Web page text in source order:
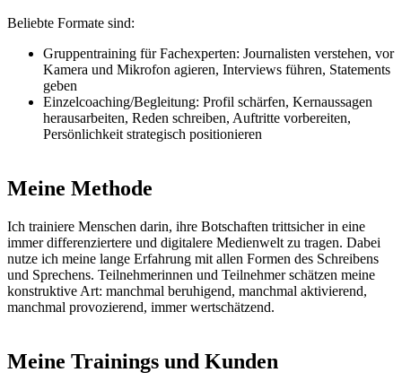
Beliebte Formate sind:
Gruppentraining für Fachexperten: Journalisten verstehen, vor
Kamera und Mikrofon agieren, Interviews führen, Statements
geben
Einzelcoaching/Begleitung: Profil schärfen, Kernaussagen
herausarbeiten, Reden schreiben, Auftritte vorbereiten,
Persönlichkeit strategisch positionieren
Meine Methode
Ich trainiere Menschen darin, ihre Botschaften trittsicher in eine
immer differenziertere und digitalere Medienwelt zu tragen. Dabei
nutze ich meine lange Erfahrung mit allen Formen des Schreibens
und Sprechens. Teilnehmerinnen und Teilnehmer schätzen meine
konstruktive Art: manchmal beruhigend, manchmal aktivierend,
manchmal provozierend, immer wertschätzend.
Meine Trainings und Kunden